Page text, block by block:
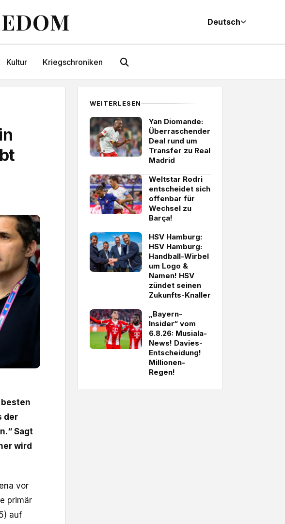
Deutsch
Kultur Kriegschroniken
der
Sagt
wird
vor
primär
auf
WEITERLESEN
Yan Diomande:
Überraschender
Deal rund um
Transfer zu Real
Madrid
Weltstar Rodri
entscheidet sich
offenbar für
Wechsel zu
Barça!
HSV Hamburg:
HSV Hamburg:
Handball-Wirbel
um Logo &
Namen! HSV
zündet seinen
Zukunfts-Knaller
„Bayern-
Insider“ vom
6.8.26: Musiala-
News! Davies-
Entscheidung!
Millionen-
Regen!